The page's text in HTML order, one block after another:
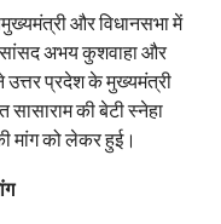
और विधानसभा में
सांसद अभय कुशवाहा और
उत्तर प्रदेश के मुख्यमंत्री
की बेटी स्नेहा
मांग को लेकर हुई।